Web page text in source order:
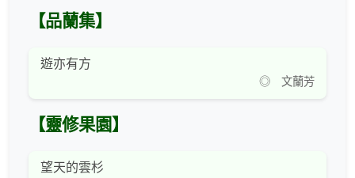
【品蘭集】
遊亦有方
◎ 文蘭芳
【靈修果園】
望天的雲杉